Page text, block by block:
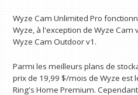
Wyze Cam Unlimited Pro
Wyze, à l'exception de Wyze Cam
Wyze Cam Outdoor v1.
Parmi les meilleurs plans de
prix de 19,99 $/mois de Wyze est
Ring's Home Premium.